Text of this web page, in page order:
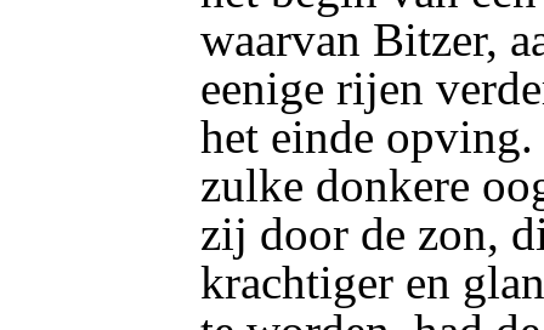
waarvan Bitzer,
eenige rijen
het einde
zulke donkere
zij door de zon,
krachtiger en